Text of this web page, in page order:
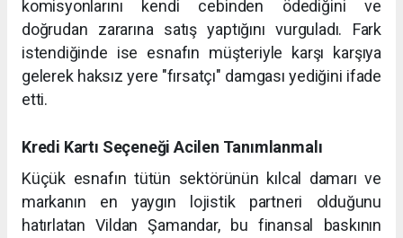
komisyonlarını kendi cebinden ödediğini ve
doğrudan zararına satış yaptığını vurguladı. Fark
istendiğinde ise esnafın müşteriyle karşı karşıya
gelerek haksız yere "fırsatçı" damgası yediğini ifade
etti.
Kredi Kartı Seçeneği Acilen Tanımlanmalı
Küçük esnafın tütün sektörünün kılcal damarı ve
markanın en yaygın lojistik partneri olduğunu
hatırlatan Vildan Şamandar, bu finansal baskının